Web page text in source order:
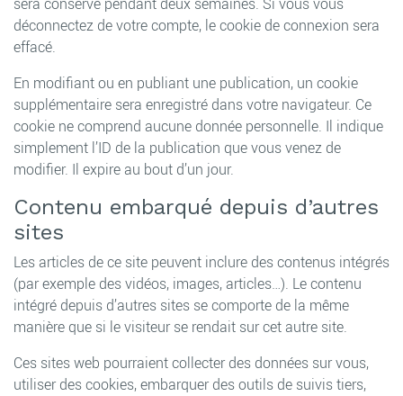
déconnectez de votre compte, le cookie de connexion sera
effacé.
En modifiant ou en publiant une publication, un cookie
supplémentaire sera enregistré dans votre navigateur. Ce
cookie ne comprend aucune donnée personnelle. Il indique
simplement l’ID de la publication que vous venez de
modifier. Il expire au bout d’un jour.
Contenu embarqué depuis d’autres
sites
Les articles de ce site peuvent inclure des contenus intégrés
(par exemple des vidéos, images, articles…). Le contenu
intégré depuis d’autres sites se comporte de la même
manière que si le visiteur se rendait sur cet autre site.
Ces sites web pourraient collecter des données sur vous,
utiliser des cookies, embarquer des outils de suivis tiers,